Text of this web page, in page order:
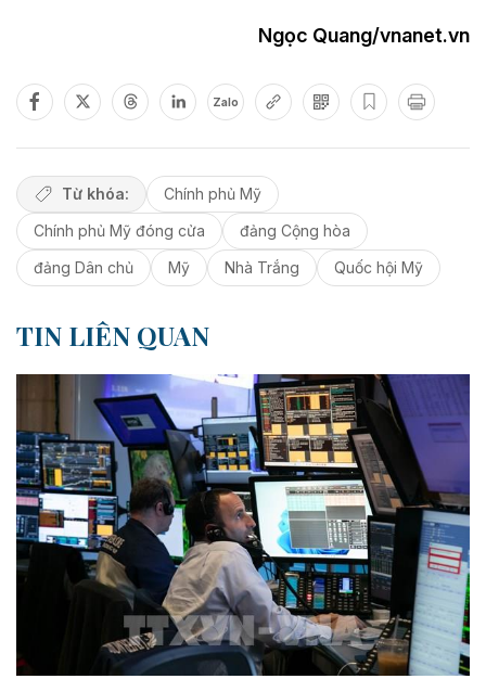
Ngọc Quang/vnanet.vn
Zalo
Từ khóa:
Chính phủ Mỹ
Chính phủ Mỹ đóng cửa
đảng Cộng hòa
đảng Dân chủ
Mỹ Nhà Trắng Quốc hội Mỹ
TIN LIÊN QUAN